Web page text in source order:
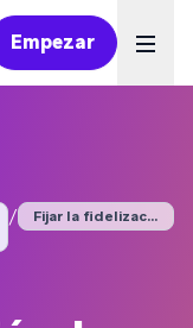
Empezar
/ Fijar la fidelizació...